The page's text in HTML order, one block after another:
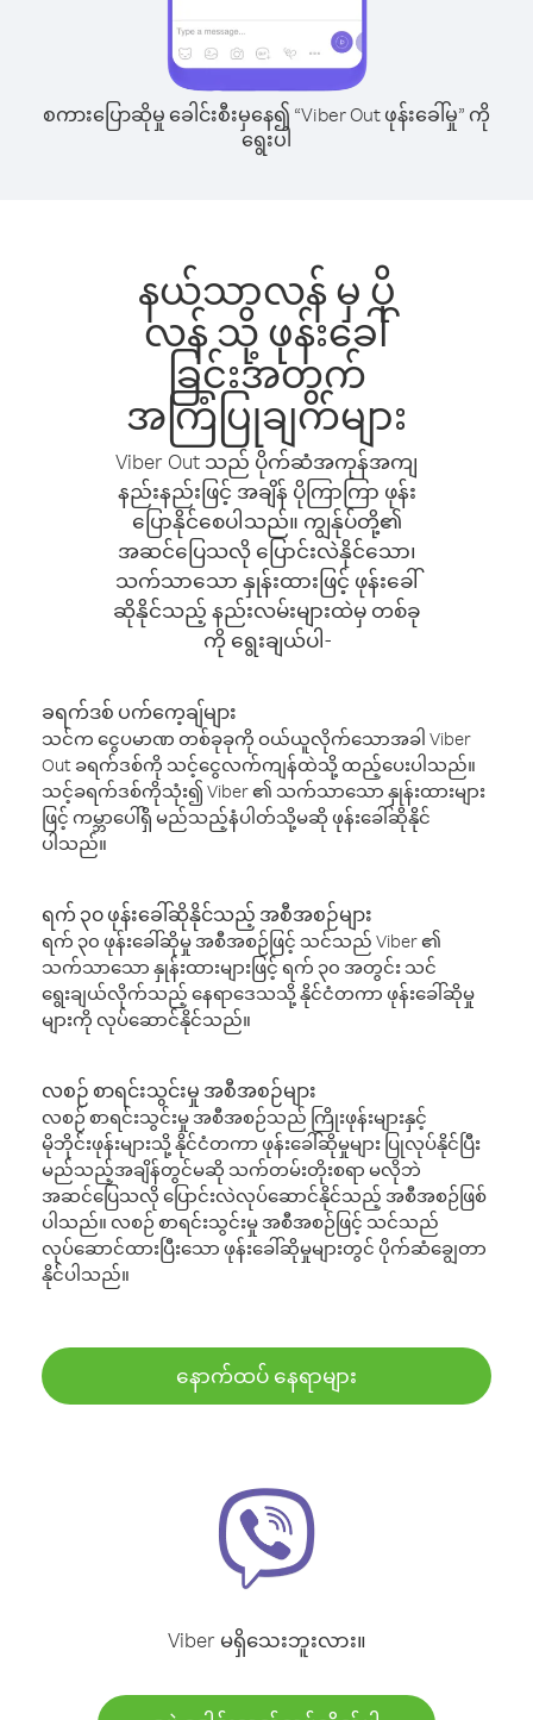
စကားပြောဆိုမှု ခေါင်းစီးမှနေ၍ “Viber Out ဖုန်းခေါ်မှု” ကို
ရွေးပါ
နယ်သာလန် မှ ပို
လန် သို့ ဖုန်းခေါ်
ခြင်းအတွက်
အကြံပြုချက်များ
Viber Out သည် ပိုက်ဆံအကုန်အကျ
နည်းနည်းဖြင့် အချိန် ပိုကြာကြာ ဖုန်း
ပြောနိုင်စေပါသည်။ ကျွန်ုပ်တို့၏
အဆင်ပြေသလို ပြောင်းလဲနိုင်သော၊
သက်သာသော နှုန်းထားဖြင့် ဖုန်းခေါ်
ဆိုနိုင်သည့် နည်းလမ်းများထဲမှ တစ်ခု
ကို ရွေးချယ်ပါ-
ခရက်ဒစ် ပက်ကေ့ချ်များ
သင်က ငွေပမာဏ တစ်ခုခုကို ဝယ်ယူလိုက်သောအခါ Viber
Out ခရက်ဒစ်ကို သင့်ငွေလက်ကျန်ထဲသို့ ထည့်ပေးပါသည်။
သင့်ခရက်ဒစ်ကိုသုံး၍ Viber ၏ သက်သာသော နှုန်းထားများ
ဖြင့် ကမ္ဘာပေါ်ရှိ မည်သည့်နံပါတ်သို့မဆို ဖုန်းခေါ်ဆိုနိုင်
ပါသည်။
ရက် ၃၀ ဖုန်းခေါ်ဆိုနိုင်သည့် အစီအစဉ်များ
ရက် ၃၀ ဖုန်းခေါ်ဆိုမှု အစီအစဉ်ဖြင့် သင်သည် Viber ၏
သက်သာသော နှုန်းထားများဖြင့် ရက် ၃၀ အတွင်း သင်
ရွေးချယ်လိုက်သည့် နေရာဒေသသို့ နိုင်ငံတကာ ဖုန်းခေါ်ဆိုမှု
များကို လုပ်ဆောင်နိုင်သည်။
လစဉ် စာရင်းသွင်းမှု အစီအစဉ်များ
လစဉ် စာရင်းသွင်းမှု အစီအစဉ်သည် ကြိုးဖုန်းများနှင့်
မိုဘိုင်းဖုန်းများသို့ နိုင်ငံတကာ ဖုန်းခေါ်ဆိုမှုများ ပြုလုပ်နိုင်ပြီး
မည်သည့်အချိန်တွင်မဆို သက်တမ်းတိုးစရာ မလိုဘဲ
အဆင်ပြေသလို ပြောင်းလဲလုပ်ဆောင်နိုင်သည့် အစီအစဉ်ဖြစ်
ပါသည်။ လစဉ် စာရင်းသွင်းမှု အစီအစဉ်ဖြင့် သင်သည်
လုပ်ဆောင်ထားပြီးသော ဖုန်းခေါ်ဆိုမှုများတွင် ပိုက်ဆံချွေတာ
နိုင်ပါသည်။
နောက်ထပ် နေရာများ
Viber မရှိသေးဘူးလား။